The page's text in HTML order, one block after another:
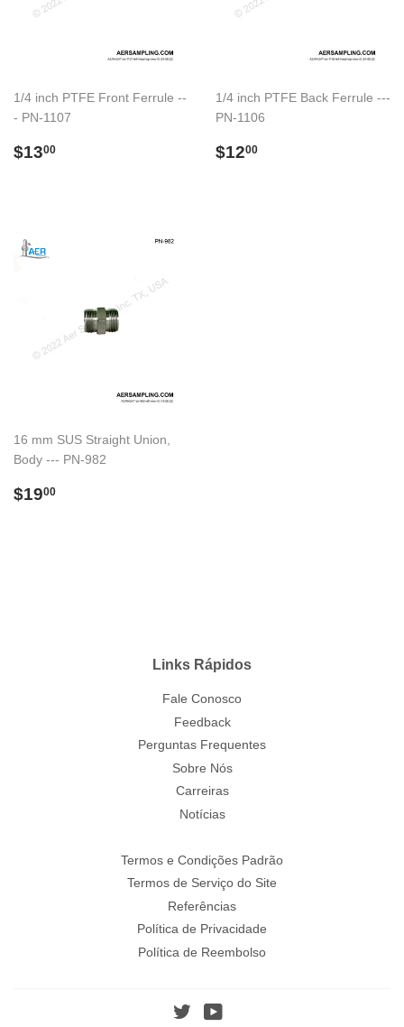
1/4 inch PTFE Front Ferrule --
- PN-1107
Preço
$1300
1/4 inch PTFE Back Ferrule ---
PN-1106
Preço
$1200
16 mm SUS Straight Union,
Body --- PN-982
Preço
$1900
Links Rápidos
Fale Conosco
Feedback
Perguntas Frequentes
Sobre Nós
Carreiras
Notícias
Termos e Condições Padrão
Termos de Serviço do Site
Referências
Política de Privacidade
Política de Reembolso
Twitter